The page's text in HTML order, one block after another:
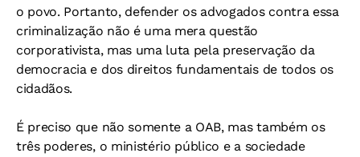
o povo. Portanto, defender os advogados contra essa
criminalização não é uma mera questão
corporativista, mas uma luta pela preservação da
democracia e dos direitos fundamentais de todos os
cidadãos.
É preciso que não somente a OAB, mas também os
três poderes, o ministério público e a sociedade